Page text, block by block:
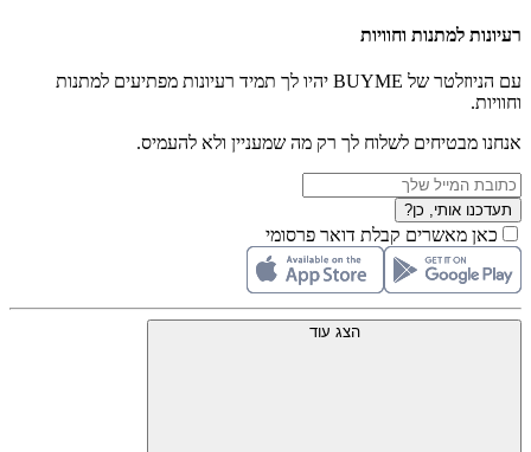
רעיונות למתנות וחוויות
עם הניוזלטר של BUYME יהיו לך תמיד רעיונות מפתיעים למתנות
וחוויות.
אנחנו מבטיחים לשלוח לך רק מה שמעניין ולא להעמיס.
תעדכנו אותי, כן?
כאן מאשרים קבלת דואר פרסומי
הצג עוד